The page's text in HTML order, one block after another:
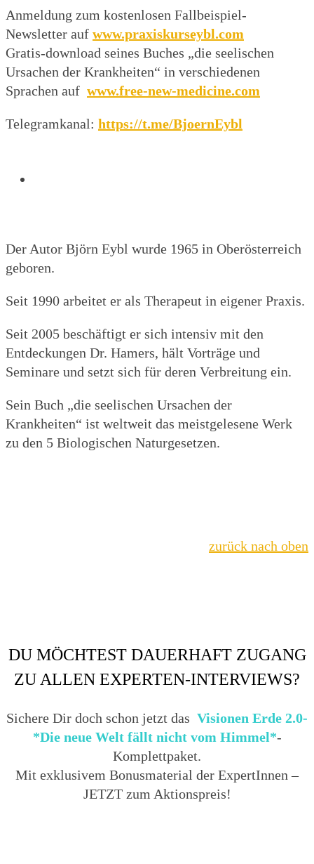
Anmeldung zum kostenlosen Fallbeispiel-
Newsletter auf www.praxiskurseybl.com
Gratis-download seines Buches „die seelischen
Ursachen der Krankheiten“ in verschiedenen
Sprachen auf www.free-new-medicine.com
Telegramkanal: https://t.me/BjoernEybl
Der Autor Björn Eybl wurde 1965 in Oberösterreich
geboren.
Seit 1990 arbeitet er als Therapeut in eigener Praxis.
Seit 2005 beschäftigt er sich intensiv mit den
Entdeckungen Dr. Hamers, hält Vorträge und
Seminare und setzt sich für deren Verbreitung ein.
Sein Buch „die seelischen Ursachen der
Krankheiten“ ist weltweit das meistgelesene Werk
zu den 5 Biologischen Naturgesetzen.
zurück nach oben
DU MÖCHTEST DAUERHAFT ZUGANG
ZU ALLEN EXPERTEN-INTERVIEWS?
Sichere Dir doch schon jetzt das Visionen Erde 2.0-
*Die neue Welt fällt nicht vom Himmel*-
Komplettpaket.
Mit exklusivem Bonusmaterial der ExpertInnen –
JETZT zum Aktionspreis!